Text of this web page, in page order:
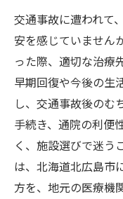
交通事故に遭われて
安を感じていません
った際、適切な治療
早期回復や今後の生
し、交通事故後のむ
手続き、通院の利便
く、施設選びで迷う
は、北海道北広島市
方を、地元の医療機